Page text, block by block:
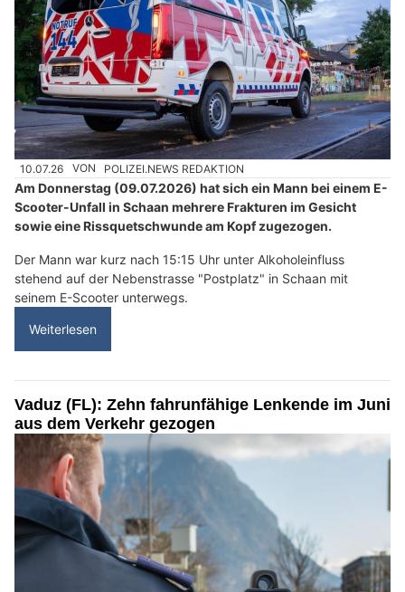
10.07.26 VON POLIZEI.NEWS REDAKTION
Am Donnerstag (09.07.2026) hat sich ein Mann bei einem E-
Scooter-Unfall in Schaan mehrere Frakturen im Gesicht
sowie eine Rissquetschwunde am Kopf zugezogen.
Der Mann war kurz nach 15:15 Uhr unter Alkoholeinfluss
stehend auf der Nebenstrasse "Postplatz" in Schaan mit
seinem E-Scooter unterwegs.
Weiterlesen
Vaduz (FL): Zehn fahrunfähige Lenkende im Juni
aus dem Verkehr gezogen